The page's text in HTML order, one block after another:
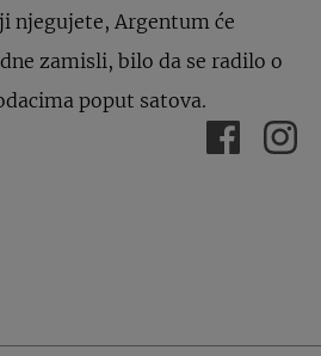
njegujete, Argentum će
zamisli, bilo da se radilo o
poput satova.